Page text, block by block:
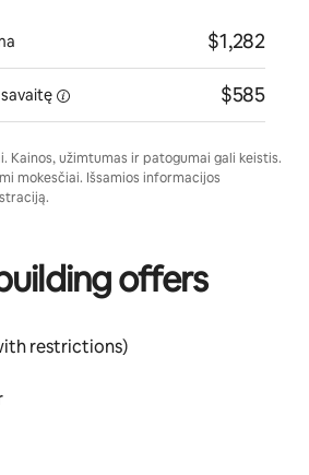
$1,282
$585
Kainos, užimtumas ir patogumai gali keistis.
mokesčiai. Išsamios informacijos
offers
restrictions)